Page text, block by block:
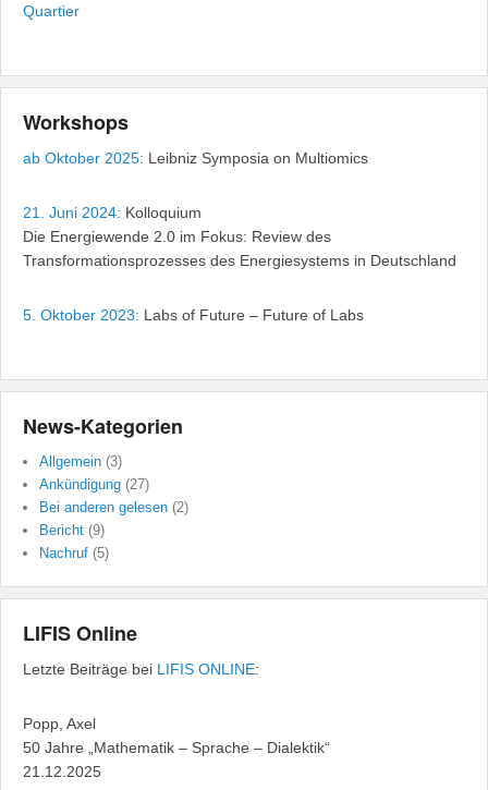
Quartier
Workshops
ab Oktober 2025: Leibniz Symposia on Multiomics
21. Juni 2024: Kolloquium
Die Energiewende 2.0 im Fokus: Review des
Transformationsprozesses des Energiesystems in Deutschland
5. Oktober 2023: Labs of Future – Future of Labs
News-Kategorien
Allgemein (3)
Ankündigung (27)
Bei anderen gelesen (2)
Bericht (9)
Nachruf (5)
LIFIS Online
Letzte Beiträge bei LIFIS ONLINE:
Popp, Axel
50 Jahre „Mathematik – Sprache – Dialektik“
21.12.2025